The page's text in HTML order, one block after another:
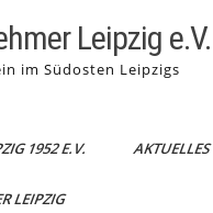
Leipzig e.V.
im Südosten Leipzigs
1952 E.V. AKTUELLES
LEIPZIG